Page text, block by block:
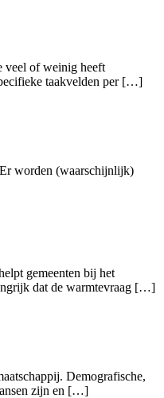
veel of weinig heeft
taakvelden per […]
worden (waarschijnlijk)
gemeenten bij het
dat de warmtevraag […]
Demografische,
zijn en […]